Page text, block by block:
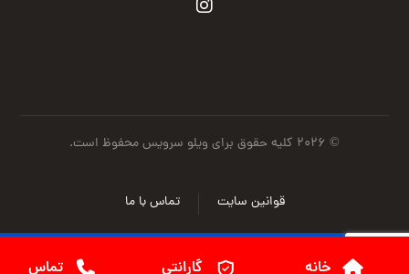
© ۲۰۲۶ کلیه حقوق برای ویلو سرویس محفوظ است.
تماس با ما قوانین سایت
خانه گارانتی تماس